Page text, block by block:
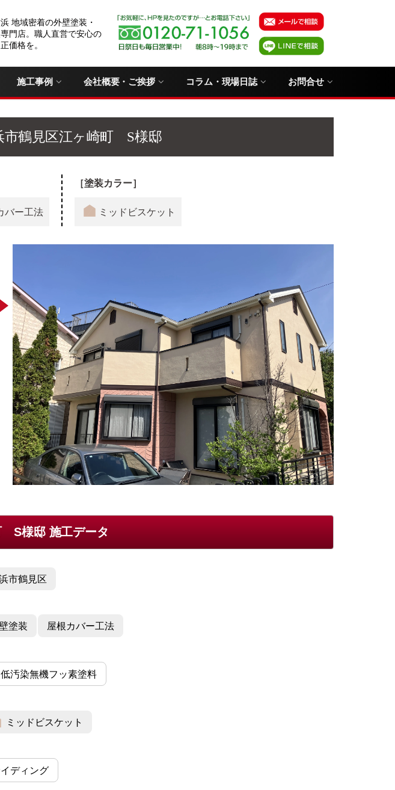
地域密着の外壁塗装・
門店。職人直営で安心の
価格を。
施工事例 会社概要・ご挨拶 コラム・現場日誌 お問合せ
市鶴見区江ヶ崎町 S様邸
バー工法
［塗装カラー］
ミッドビスケット
S様邸 施工データ
市鶴見区
塗装 屋根カバー工法
汚染無機フッ素塗料
ミッドビスケット
ディング